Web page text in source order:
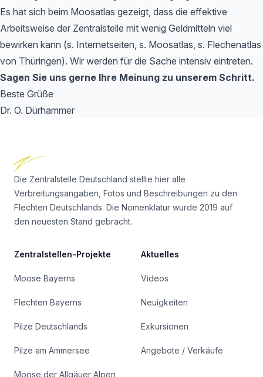
Es hat sich beim Moosatlas gezeigt, dass die effektive
Arbeitsweise der Zentralstelle mit wenig Geldmitteln viel
bewirken kann (s. Internetseiten, s. Moosatlas, s. Flechenatlas
von Thüringen). Wir werden für die Sache intensiv eintreten.
Sagen Sie uns gerne Ihre Meinung zu unserem Schritt.
Beste Grüße
Dr. O. Dürhammer
Die Zentralstelle Deutschland stellte hier alle
Verbreitungsangaben, Fotos und Beschreibungen zu den
Flechten Deutschlands. Die Nomenklatur wurde 2019 auf
den neuesten Stand gebracht.
Zentralstellen-Projekte
Moose Bayerns
Flechten Bayerns
Pilze Deutschlands
Pilze am Ammersee
Moose der Allgäuer Alpen
Aktuelles
Videos
Neuigkeiten
Exkursionen
Angebote / Verkäufe